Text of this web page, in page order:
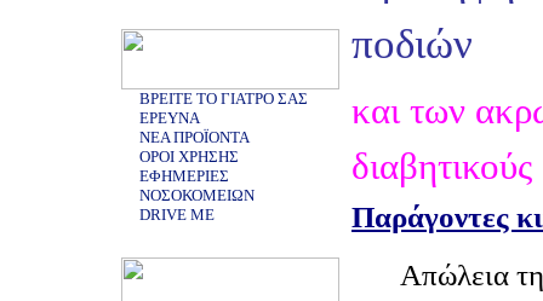
ΒΡΕΙΤΕ ΤΟ ΓΙΑΤΡΟ ΣΑΣ
ΕΡΕΥΝΑ
ΝΕΑ ΠΡΟΪΟΝΤΑ
ΟΡΟΙ ΧΡΗΣΗΣ
ΕΦΗΜΕΡΙΕΣ
ΝΟΣΟΚΟΜΕΙΩΝ
DRIVE ME
ποδιών
και των
διαβητικούς
Παράγοντες
Απώλεια